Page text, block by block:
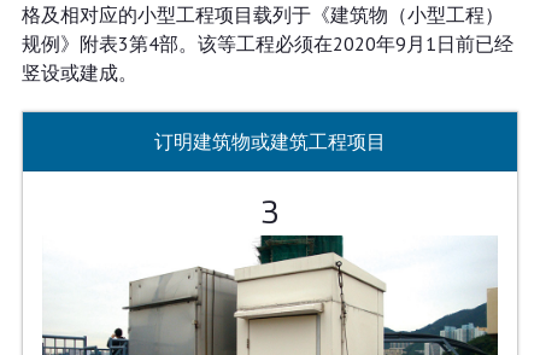
格及相对应的小型工程项目载列于《建筑物（小型工程）
规例》附表3第4部。该等工程必须在2020年9月1日前已经
竖设或建成。
订明建筑物或建筑工程项目
3